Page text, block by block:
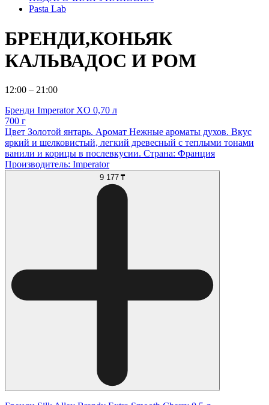
Pasta Lab
БРЕНДИ,КОНЬЯК
КАЛЬВАДОС И РОМ
12:00 – 21:00
Бренди Imperator XO 0,70 л
700 г
Цвет Золотой янтарь. Аромат Нежные ароматы духов. Вкус
яркий и шелковистый, легкий древесный с теплыми тонами
ванили и корицы в послевкусии. Страна: Франция
Производитель: Imperator
9 177 ₸